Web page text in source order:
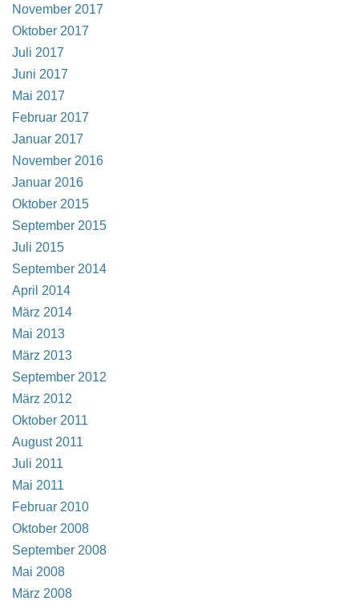
November 2017
Oktober 2017
Juli 2017
Juni 2017
Mai 2017
Februar 2017
Januar 2017
November 2016
Januar 2016
Oktober 2015
September 2015
Juli 2015
September 2014
April 2014
März 2014
Mai 2013
März 2013
September 2012
März 2012
Oktober 2011
August 2011
Juli 2011
Mai 2011
Februar 2010
Oktober 2008
September 2008
Mai 2008
März 2008